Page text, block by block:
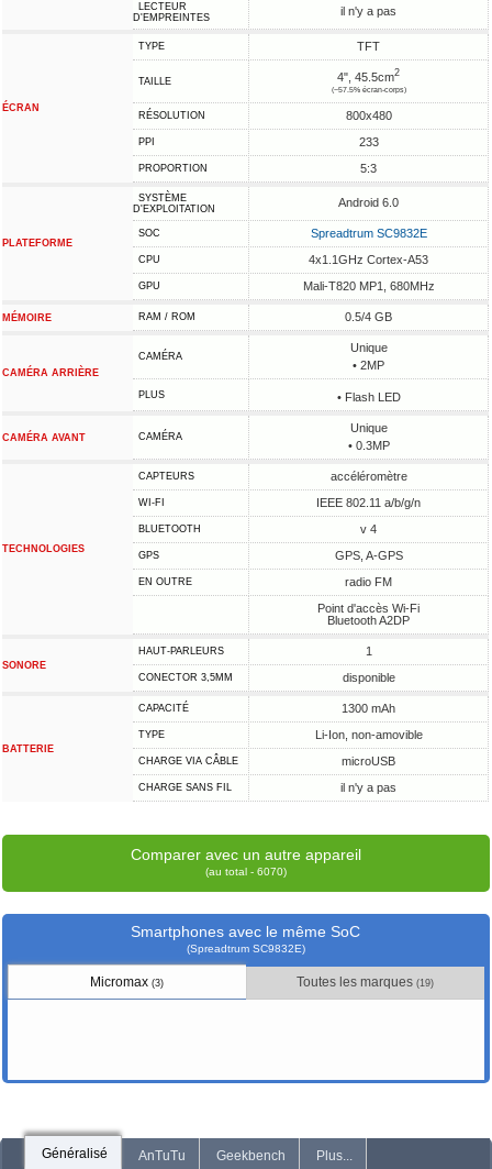
LECTEUR
D'EMPREINTES
il n'y a pas
ÉCRAN
TYPE TFT
TAILLE 4", 45.5cm2
(~57.5% écran-corps)
RÉSOLUTION 800x480
PPI 233
PROPORTION 5:3
PLATEFORME
SYSTÈME
D'EXPLOITATION
Android 6.0
SOC Spreadtrum SC9832E
CPU 4x1.1GHz Cortex-A53
GPU Mali-T820 MP1, 680MHz
MÉMOIRE RAM / ROM 0.5/4 GB
CAMÉRA ARRIÈRE
CAMÉRA
Unique
• 2MP
PLUS • Flash LED
CAMÉRA AVANT CAMÉRA
Unique
• 0.3MP
TECHNOLOGIES
CAPTEURS accéléromètre
WI-FI IEEE 802.11 a/b/g/n
BLUETOOTH v 4
GPS GPS, A-GPS
EN OUTRE
radio FM
Point d'accès Wi-Fi
Bluetooth A2DP
SONORE
HAUT-PARLEURS 1
CONECTOR 3,5MM disponible
BATTERIE
CAPACITÉ 1300 mAh
TYPE Li-Ion, non-amovible
CHARGE VIA CÂBLE microUSB
CHARGE SANS FIL il n'y a pas
Comparer avec un autre appareil
(au total - 6070)
Smartphones avec le même SoC
(Spreadtrum SC9832E)
Micromax(3) Toutes les marques(19)
Généralisé AnTuTu Geekbench Plus...